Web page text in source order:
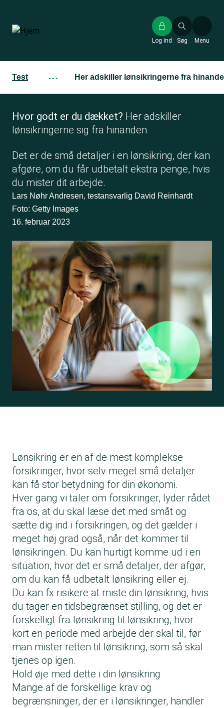
hovedindhold
Søg
Log ind Menu
Test ··· Her adskiller lønsikringerne fra
Hvor godt er du dækket? Her adskiller
lønsikringerne sig fra hinanden
Det er de små detaljer i en lønsikring, der kan
afgøre, om du får udbetalt ekstra penge, hvis
du mister dit arbejde.
Lars Nøhr Andresen, testansvarlig David Reinhardt
Foto: Getty Images
16. februar 2023
Lønsikring er en af de mest komplekse
forsikringer, hvor selv meget små detaljer
kan få stor betydning for din økonomi.
Hver gang vi taler om forsikringer, lyder rådet
fra os, at du skal læse det med småt og
sætte dig ind i forsikringen, og det gælder i
meget høj grad også, når det kommer til
lønsikringen. Du kan hurtigt komme ud i en
situation, hvor det er små detaljer, der afgør,
om du kan få udbetalt lønsikring eller ej.
Du kan fx risikere at miste din lønsikring, hvis
du tager en tidsbegrænset stilling, og det er
forskelligt fra lønsikring til lønsikring, hvor
kort en periode med arbejde der skal til, før
man mister retten til lønsikring, som så skal
tjenes op igen.
Hold øje med dette i din lønsikring
Mange af de forskellige krav og
begrænsninger, der er i lønsikringer, handler